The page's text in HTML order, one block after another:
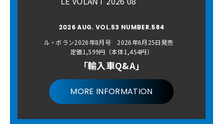
2026 AUG. VOL.53 NUMBER.584
ル・ボラン2026年8月号 2026年6月25日発売
定価1,599円（本体1,454円）
「輸入車Q&A」
MORE INFORMATION